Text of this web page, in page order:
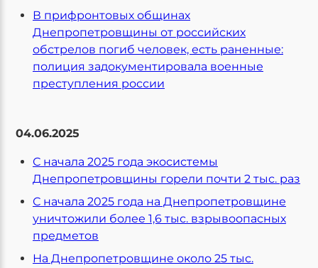
В прифронтовых общинах
Днепропетровщины от российских
обстрелов погиб человек, есть раненные:
полиция задокументировала военные
преступления россии
04.06.2025
С начала 2025 года экосистемы
Днепропетровщины горели почти 2 тыс. раз
С начала 2025 года на Днепропетровщине
уничтожили более 1,6 тыс. взрывоопасных
предметов
На Днепропетровщине около 25 тыс.